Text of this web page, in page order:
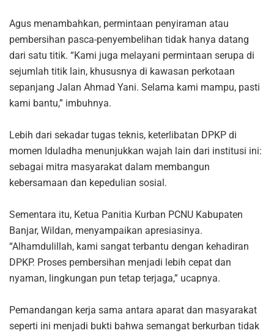
Agus menambahkan, permintaan penyiraman atau
pembersihan pasca-penyembelihan tidak hanya datang
dari satu titik. “Kami juga melayani permintaan serupa di
sejumlah titik lain, khususnya di kawasan perkotaan
sepanjang Jalan Ahmad Yani. Selama kami mampu, pasti
kami bantu,” imbuhnya.
Lebih dari sekadar tugas teknis, keterlibatan DPKP di
momen Iduladha menunjukkan wajah lain dari institusi ini:
sebagai mitra masyarakat dalam membangun
kebersamaan dan kepedulian sosial.
Sementara itu, Ketua Panitia Kurban PCNU Kabupaten
Banjar, Wildan, menyampaikan apresiasinya.
“Alhamdulillah, kami sangat terbantu dengan kehadiran
DPKP. Proses pembersihan menjadi lebih cepat dan
nyaman, lingkungan pun tetap terjaga,” ucapnya.
Pemandangan kerja sama antara aparat dan masyarakat
seperti ini menjadi bukti bahwa semangat berkurban tidak